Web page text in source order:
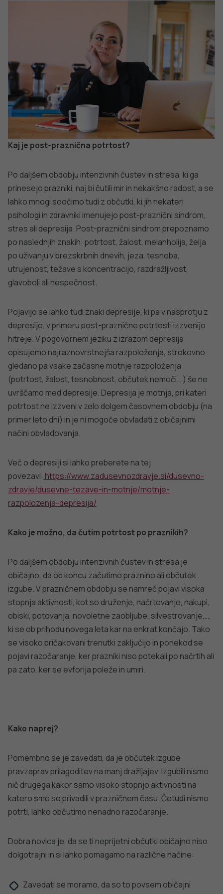
Kdaj po pomoč in podporo?
Pogosto je ravno praznično obdobje tisto, ki prinese na
plan marsikatero bolečino, spomine, izkušnje ali druga
negativna čustva. Marsikdo se znajde v stiski. Kot je
zgoraj zapisano, negativni občutki, ki jih pripisujemo post-
prazničnemu sindromu izzvenijo hitreje kot depresija.
Kljub vsemu pa je potrebno, da si prisluhnemo in smo
občutki trajajo dlje časa in smo se znašli v duševni stiski
je pomembno, da ne oklevamo, temveč čimprej poiščemo
pomoč in podporo. Pomoč lahko poiščemo pri svojih
bližnjih (družina ali prijatelji), ki jim zaupamo, podpornih
skupinah, društvih, svetovalnih ali strokovnih službah.
stiski : https://www.zadusevnozdravje.si/kam-po-
pomoc/prva-pomoc-v-stiski/
Več informacij o pomoči, ki je na voljo, najdete na
spodnjih povezavah:
•Centri za duševno zdravje odraslih
•Centri za duševno zdravje otrok in mladostnikov
•Zdravstvenovzgojni centri in centri za krepitev zdravja
Dodatna gradiva:
•Psihična odpornost v vsakdanjem življenju – izvedba
tehnike Prizemljitev
•Duševno zdravje ni cilj, temveč pot – intervju
•
O prijaznosti – intervju
• Kako pomagati svojim bližnjim v duševni/psihični stiski?
•
Odzivanje v času krizne situacije in načini njenega
obvladovanja
• Poskrbimo za svoje dobro počutje
•
Ostala gradiva na temo dobrega počutja in duševnega
zdravja
Sorodni članki
OBMOČNA ENOTA NOVO MESTO
obrazi”
OBMOČNA